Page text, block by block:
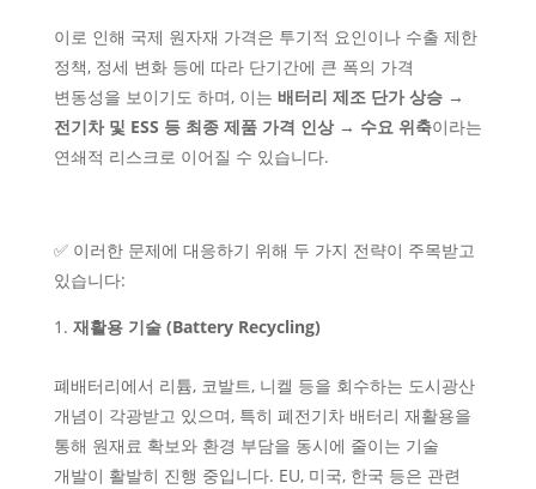
이로 인해 국제 원자재 가격은 투기적 요인이나 수출 제한
정책, 정세 변화 등에 따라 단기간에 큰 폭의 가격
변동성을 보이기도 하며, 이는 배터리 제조 단가 상승 →
전기차 및 ESS 등 최종 제품 가격 인상 → 수요 위축이라는
연쇄적 리스크로 이어질 수 있습니다.
✅ 이러한 문제에 대응하기 위해 두 가지 전략이 주목받고
있습니다:
재활용 기술 (Battery Recycling)
폐배터리에서 리튬, 코발트, 니켈 등을 회수하는 도시광산
개념이 각광받고 있으며, 특히 폐전기차 배터리 재활용을
통해 원재료 확보와 환경 부담을 동시에 줄이는 기술
개발이 활발히 진행 중입니다. EU, 미국, 한국 등은 관련